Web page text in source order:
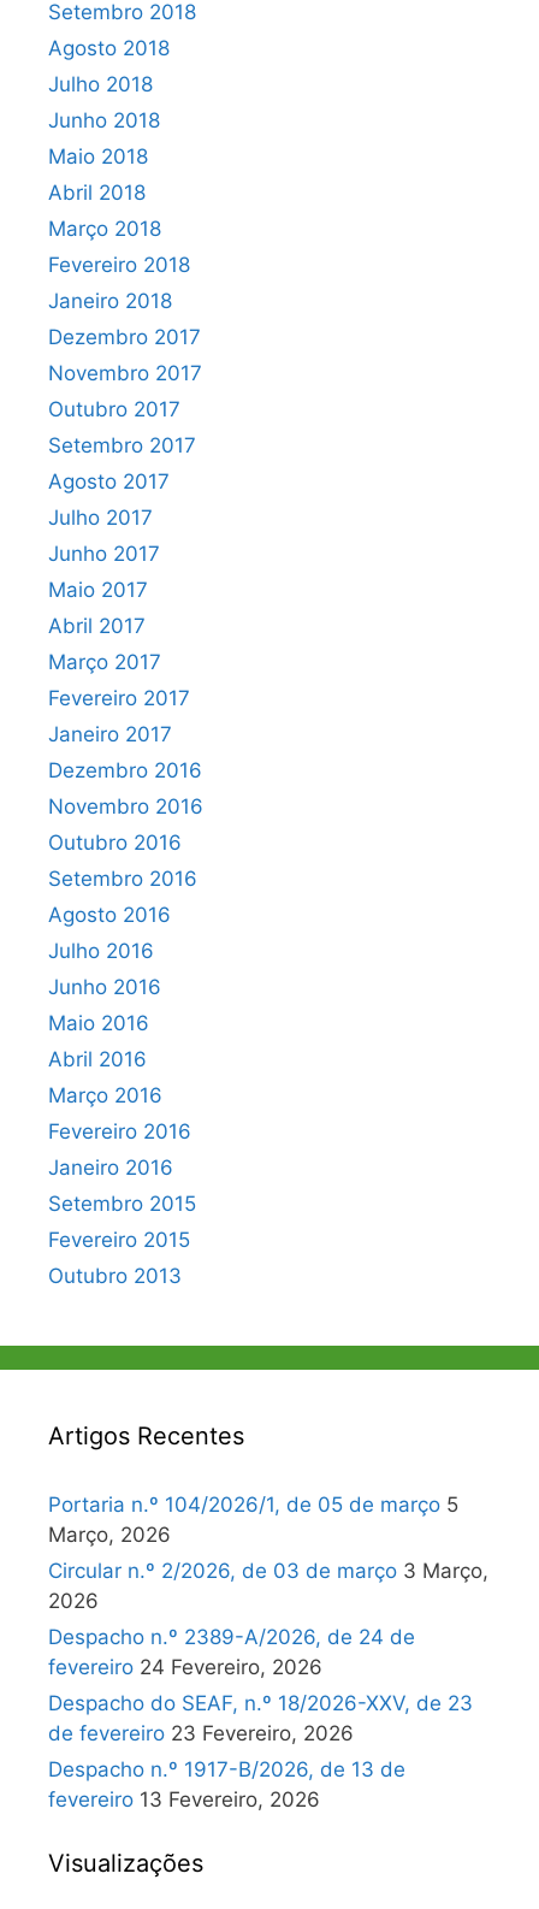
Setembro 2018
Agosto 2018
Julho 2018
Junho 2018
Maio 2018
Abril 2018
Março 2018
Fevereiro 2018
Janeiro 2018
Dezembro 2017
Novembro 2017
Outubro 2017
Setembro 2017
Agosto 2017
Julho 2017
Junho 2017
Maio 2017
Abril 2017
Março 2017
Fevereiro 2017
Janeiro 2017
Dezembro 2016
Novembro 2016
Outubro 2016
Setembro 2016
Agosto 2016
Julho 2016
Junho 2016
Maio 2016
Abril 2016
Março 2016
Fevereiro 2016
Janeiro 2016
Setembro 2015
Fevereiro 2015
Outubro 2013
Artigos Recentes
Portaria n.º 104/2026/1, de 05 de março 5
Março, 2026
Circular n.º 2/2026, de 03 de março 3 Março,
2026
Despacho n.º 2389-A/2026, de 24 de
fevereiro 24 Fevereiro, 2026
Despacho do SEAF, n.º 18/2026-XXV, de 23
de fevereiro 23 Fevereiro, 2026
Despacho n.º 1917-B/2026, de 13 de
fevereiro 13 Fevereiro, 2026
Visualizações